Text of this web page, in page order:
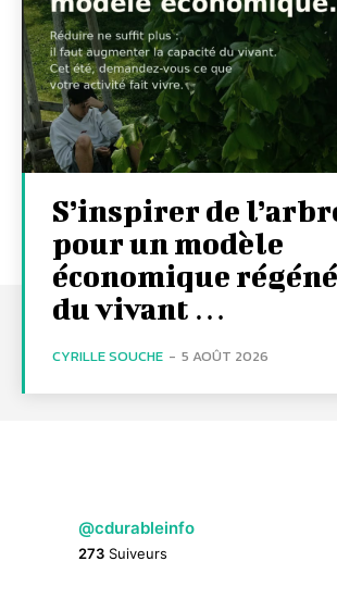
S’inspirer de
pour un modèle
économique
du vivant …
CYRILLE SOUCHE - 5 AOÛT 2026
@cdurableinfo
273 Suiveurs